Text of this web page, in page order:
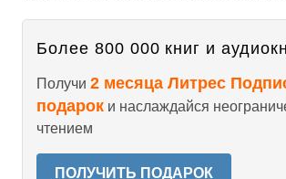
Более 800 000 книг и
Получи 2 месяца Литрес
подарок и наслаждайся
чтением
ПОЛУЧИТЬ ПОДАРОК